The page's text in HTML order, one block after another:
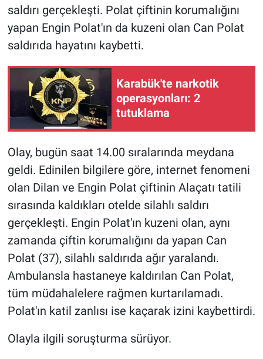
saldırı gerçekleşti. Polat çiftinin korumalığını
yapan Engin Polat'ın da kuzeni olan Can Polat
saldırıda hayatını kaybetti.
Karabük'te narkotik
operasyonları: 2
tutuklama
Olay, bugün saat 14.00 sıralarında meydana
geldi. Edinilen bilgilere göre, internet fenomeni
olan Dilan ve Engin Polat çiftinin Alaçatı tatili
sırasında kaldıkları otelde silahlı saldırı
gerçekleşti. Engin Polat'ın kuzeni olan, aynı
zamanda çiftin korumalığını da yapan Can
Polat (37), silahlı saldırıda ağır yaralandı.
Ambulansla hastaneye kaldırılan Can Polat,
tüm müdahalelere rağmen kurtarılamadı.
Polat'ın katil zanlısı ise kaçarak izini kaybettirdi.
Olayla ilgili soruşturma sürüyor.